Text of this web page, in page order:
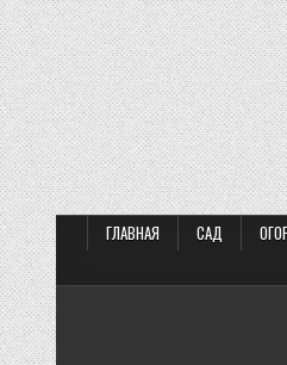
ГЛАВНАЯ САД